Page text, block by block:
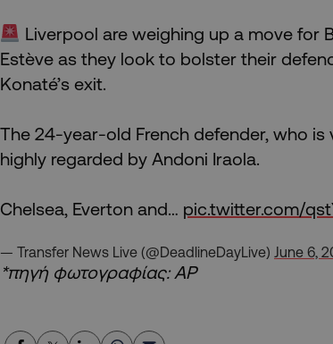
Liverpool are weighing up a move for
Estève as they look to bolster their
Konaté’s exit.
The 24-year-old French defender, who is
highly regarded by Andoni Iraola.
Chelsea, Everton and… pic.twitter.com/
— Transfer News Live (@DeadlineDayLive) June 6,
*πηγή φωτογραφίας: AP